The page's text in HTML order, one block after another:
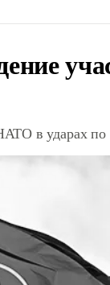
в ударах по